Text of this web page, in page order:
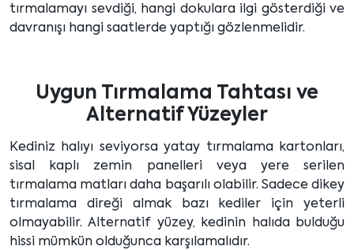
tırmalamayı sevdiği, hangi dokulara ilgi gösterdiği ve
davranışı hangi saatlerde yaptığı gözlenmelidir.
Uygun Tırmalama Tahtası ve
Alternatif Yüzeyler
Kediniz halıyı seviyorsa yatay tırmalama kartonları,
sisal kaplı zemin panelleri veya yere serilen
tırmalama matları daha başarılı olabilir. Sadece dikey
tırmalama direği almak bazı kediler için yeterli
olmayabilir. Alternatif yüzey, kedinin halıda bulduğu
hissi mümkün olduğunca karşılamalıdır.